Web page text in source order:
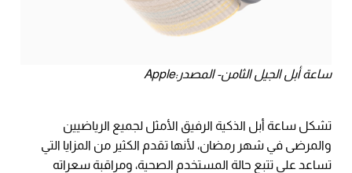
ساعة أبل الجيل الثامن- المصدر:Apple
تشكل ساعة أبل الذكية الرفيق الأمثل لجميع الرياضيين
والمرضى في شهر رمضان، لأنها تقدم الكثير من المزايا التي
تساعد على تتبع حالة المستخدم الصحية، ومراقبة سعراته